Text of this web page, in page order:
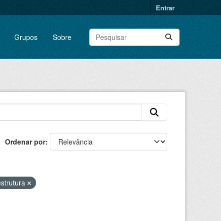
Entrar
Grupos Sobre
Ordenar por